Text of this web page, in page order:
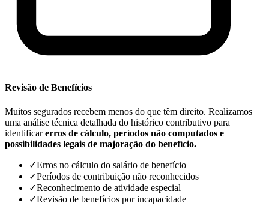
Revisão de Benefícios
Muitos segurados recebem menos do que têm direito. Realizamos
uma análise técnica detalhada do histórico contributivo para
identificarerros de cálculo, períodos não computados e
possibilidades legais de majoração do benefício.
✓Erros no cálculo do salário de benefício
✓Períodos de contribuição não reconhecidos
✓Reconhecimento de atividade especial
✓Revisão de benefícios por incapacidade